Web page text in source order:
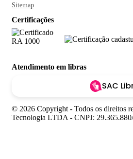
Sitemap
Certificações
Atendimento em libras
SAC
© 2026 Copyright - Todos os direitos
Tecnologia LTDA - CNPJ: